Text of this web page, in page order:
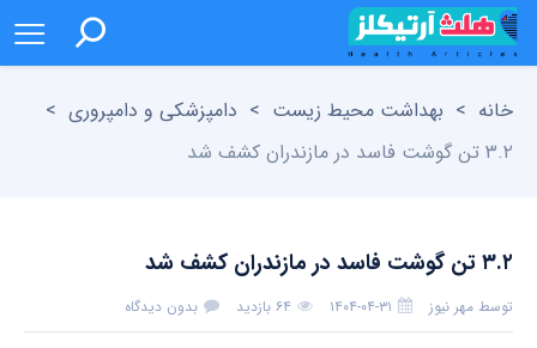
خانه > بهداشت محیط زیست > دامپزشکی و دامپروری >
۳.۲ تن گوشت فاسد در مازندران کشف شد
۳.۲ تن گوشت فاسد در مازندران کشف شد
توسط مهر نیوز ۱۴۰۴-۰۴-۳۱ ۶۴ بازدید بدون دیدگاه